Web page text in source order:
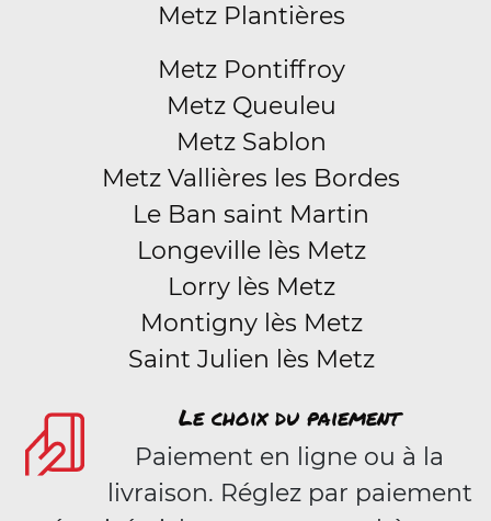
Metz Plantières
Metz Pontiffroy
Metz Queuleu
Metz Sablon
Metz Vallières les Bordes
Le Ban saint Martin
Longeville lès Metz
Lorry lès Metz
Montigny lès Metz
Saint Julien lès Metz
Le choix du paiement
Paiement en ligne ou à la
livraison. Réglez par paiement